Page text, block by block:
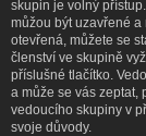
skupin je volný
můžou být uzavřené
otevřená, můžete se
členství ve skupině
příslušné tlačítko.
a může se vás zeptat,
vedoucího skupiny v
svoje důvody.